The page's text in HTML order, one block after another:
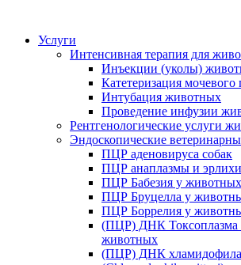
Услуги
Интенсивная терапия для
Инъекции (уколы)
Катетеризация
Интубация животных
Проведение инфузии
Рентгенологические услуги
Эндоскопические
ПЦР аденовируса собак
ПЦР анаплазмы и
ПЦР Бабезия у животных
ПЦР Бруцелла у
ПЦР Боррелия у
(ПЦР) ДНК Токсоплазма
животных
(ПЦР) ДНК хламидофила